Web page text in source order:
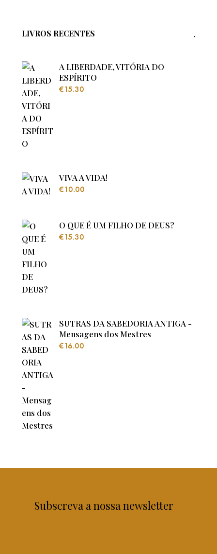
LIVROS RECENTES
A LIBERDADE, VITÓRIA DO
ESPÍRITO
€15.30
VIVA A VIDA!
€10.00
O QUE É UM FILHO DE DEUS?
€15.30
SUTRAS DA SABEDORIA ANTIGA -
Mensagens dos Mestres
€16.00
Subscreva a nossa newsletter